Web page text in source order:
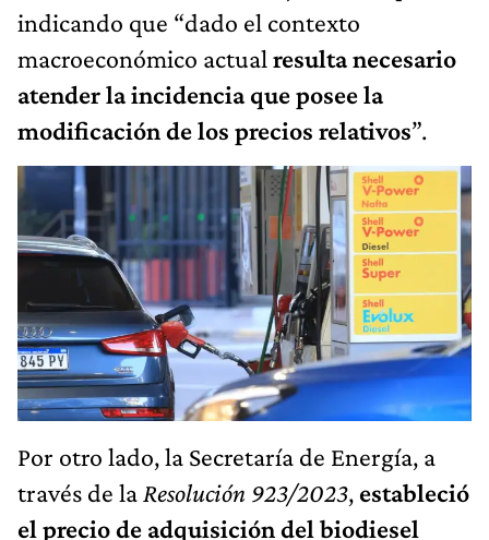
indicando que “dado el contexto
macroeconómico actual resulta necesario
atender la incidencia que posee la
modificación de los precios relativos”.
Por otro lado, la Secretaría de Energía, a
través de la Resolución 923/2023, estableció
el precio de adquisición del biodiesel